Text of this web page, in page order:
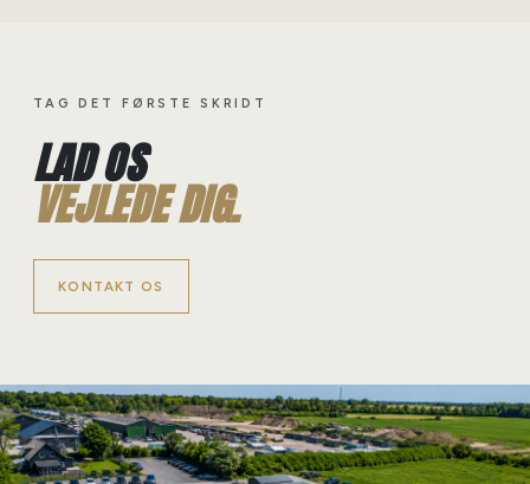
TAG DET FØRSTE SKRIDT
LAD OS
VEJLEDE DIG.
KONTAKT OS